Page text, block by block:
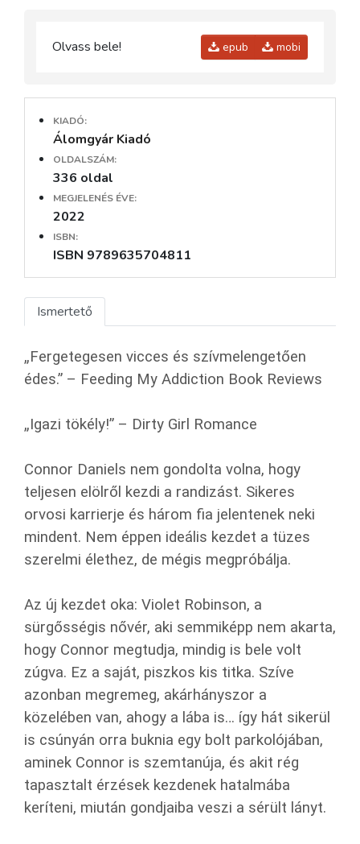
Olvass bele! epub mobi
KIADÓ:
Álomgyár Kiadó
OLDALSZÁM:
336 oldal
MEGJELENÉS ÉVE:
2022
ISBN:
ISBN 9789635704811
Ismertető
„Fergetegesen vicces és szívmelengetően
édes.” – Feeding My Addiction Book Reviews
„Igazi tökély!” – Dirty Girl Romance
Connor Daniels nem gondolta volna, hogy
teljesen elölről kezdi a randizást. Sikeres
orvosi karrierje és három fia jelentenek neki
mindent. Nem éppen ideális kezdet a tüzes
szerelmi élethez, de mégis megpróbálja.
Az új kezdet oka: Violet Robinson, a
sürgősségis nővér, aki semmiképp nem akarta,
hogy Connor megtudja, mindig is bele volt
zúgva. Ez a saját, piszkos kis titka. Szíve
azonban megremeg, akárhányszor a
közelében van, ahogy a lába is… így hát sikerül
is csúnyán orra buknia egy bolt parkolójában,
aminek Connor is szemtanúja, és akit rég
tapasztalt érzések kezdenek hatalmába
keríteni, miután gondjaiba veszi a sérült lányt.